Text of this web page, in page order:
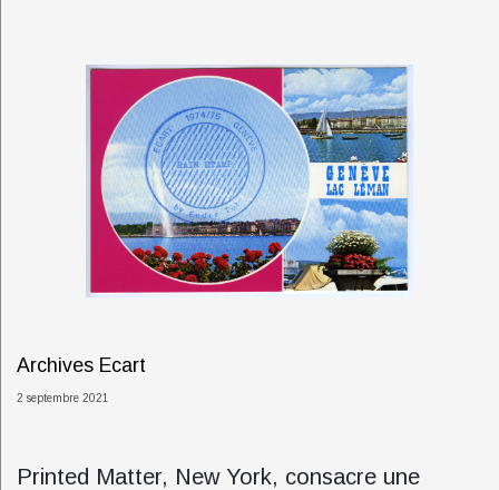
Archives Ecart
2 septembre 2021
Printed Matter, New York, consacre une